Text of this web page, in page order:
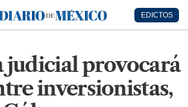
de México
EDICTOS
judicial provocará
inversionistas,